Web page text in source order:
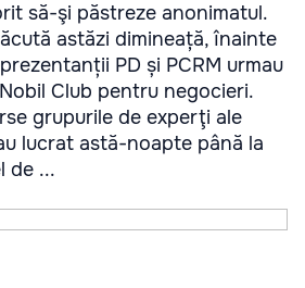
să-şi păstreze anonimatul.
astăzi dimineață, înainte
PD și PCRM urmau
Club pentru negocieri.
grupurile de experţi ale
lucrat astă-noapte până la
de ...